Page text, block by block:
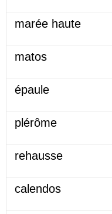
marée haute
matos
épaule
plérôme
rehausse
calendos